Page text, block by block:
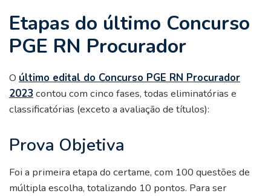
Etapas do último Concurso
PGE RN Procurador
O último edital do Concurso PGE RN Procurador
2023 contou com cinco fases, todas eliminatórias e
classificatórias (exceto a avaliação de títulos):
Prova Objetiva
Foi a primeira etapa do certame, com 100 questões de
múltipla escolha, totalizando 10 pontos. Para ser